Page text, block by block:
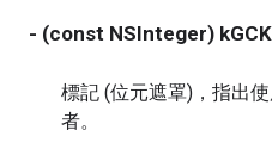
- (const NSInteger)
標記 (位元遮罩)，指出
者。